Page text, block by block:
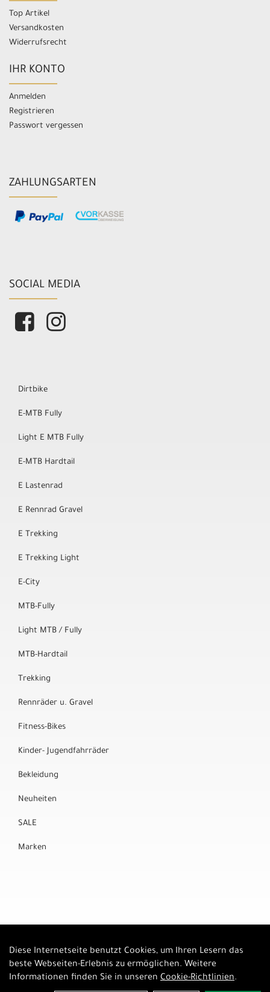
Top Artikel
Versandkosten
Widerrufsrecht
IHR KONTO
Anmelden
Registrieren
Passwort vergessen
ZAHLUNGSARTEN
SOCIAL MEDIA
Dirtbike
E-MTB Fully
Light E MTB Fully
E-MTB Hardtail
E Lastenrad
E Rennrad Gravel
E Trekking
E Trekking Light
E-City
MTB-Fully
Light MTB / Fully
MTB-Hardtail
Trekking
Rennräder u. Gravel
Fitness-Bikes
Kinder- Jugendfahrräder
Bekleidung
Neuheiten
SALE
Marken
Diese Internetseite benutzt Cookies, um Ihren Lesern das
beste Webseiten-Erlebnis zu ermöglichen. Weitere
Informationen finden Sie in unseren Cookie-Richtlinien.
Auftrag widerrufen